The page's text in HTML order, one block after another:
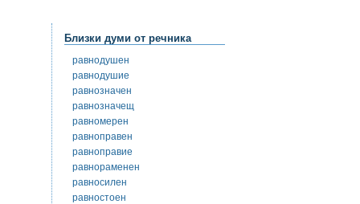
Близки думи от речника
равнодушен
равнодушие
равнозначен
равнозначещ
равномерен
равноправен
равноправие
равнораменен
равносилен
равностоен